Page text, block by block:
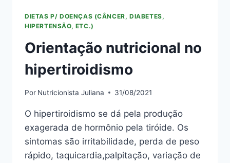
DIETAS P/ DOENÇAS (CÂNCER, DIABETES,
HIPERTENSÃO, ETC.)
Orientação nutricional no
hipertiroidismo
Por Nutricionista Juliana 31/08/2021
O hipertiroidismo se dá pela produção
exagerada de hormônio pela tiróide. Os
sintomas são irritabilidade, perda de peso
rápido, taquicardia,palpitação, variação de